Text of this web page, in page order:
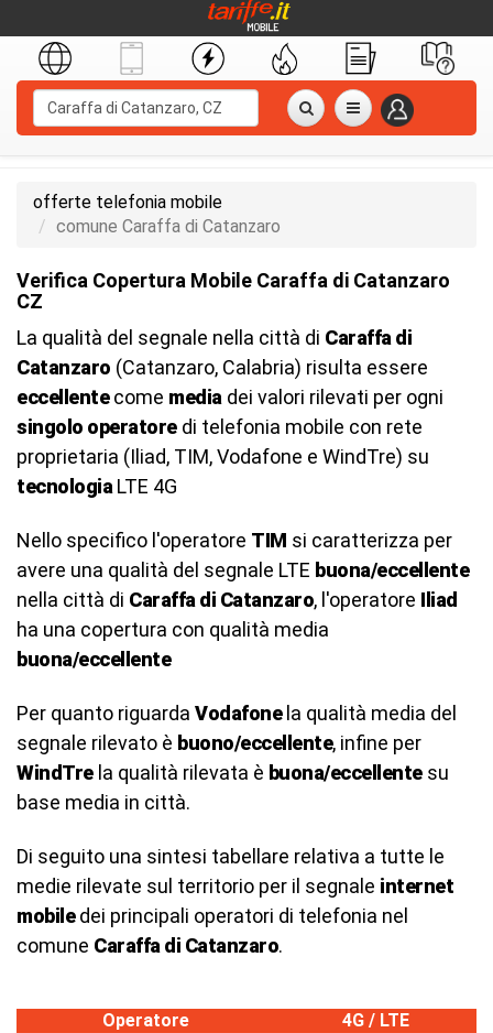
offerte telefonia mobile
comune Caraffa di Catanzaro
Verifica Copertura Mobile Caraffa di Catanzaro
CZ
La qualità del segnale nella città di Caraffa di
Catanzaro (Catanzaro, Calabria) risulta essere
eccellentecome media dei valori rilevati per ogni
singolo operatoredi telefonia mobile con rete
proprietaria (Iliad, TIM, Vodafone e WindTre) su
tecnologia LTE 4G
Nello specifico l'operatore TIM si caratterizza per
avere una qualità del segnale LTE buona/eccellente
nella città di Caraffa di Catanzaro, l'operatore Iliad
ha una copertura con qualità media
buona/eccellente
Per quanto riguarda Vodafonela qualità media del
segnale rilevato è buono/eccellente, infine per
WindTrela qualità rilevata è buona/eccellentesu
base media in città.
Di seguito una sintesi tabellare relativa a tutte le
medie rilevate sul territorio per il segnale internet
mobiledei principali operatori di telefonia nel
comune Caraffa di Catanzaro.
Operatore
4G / LTE